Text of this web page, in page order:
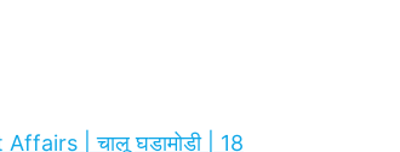
| चालू घडामोडी | 18